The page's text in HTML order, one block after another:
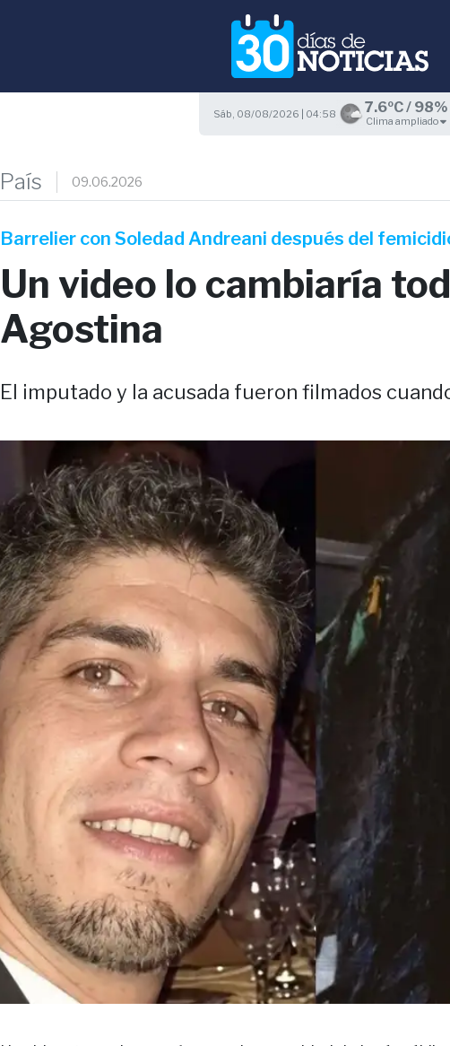
Sáb, 08/08/2026 | 04:58 7.6ºC / 98%
Clima ampliado
País 09.06.2026
Barrelier con Soledad Andreani después del
Un video lo cambiaría
Agostina
El imputado y la acusada fueron filmados